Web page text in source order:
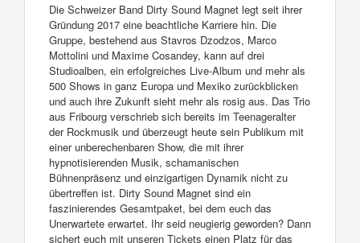
Die Schweizer Band Dirty Sound Magnet legt seit ihrer
Gründung 2017 eine beachtliche Karriere hin. Die
Gruppe, bestehend aus Stavros Dzodzos, Marco
Mottolini und Maxime Cosandey, kann auf drei
Studioalben, ein erfolgreiches Live-Album und mehr als
500 Shows in ganz Europa und Mexiko zurückblicken
und auch ihre Zukunft sieht mehr als rosig aus. Das Trio
aus Fribourg verschrieb sich bereits im Teenageralter
der Rockmusik und überzeugt heute sein Publikum mit
einer unberechenbaren Show, die mit ihrer
hypnotisierenden Musik, schamanischen
Bühnenpräsenz und einzigartigen Dynamik nicht zu
übertreffen ist. Dirty Sound Magnet sind ein
faszinierendes Gesamtpaket, bei dem euch das
Unerwartete erwartet. Ihr seid neugierig geworden? Dann
sichert euch mit unseren Tickets einen Platz für das